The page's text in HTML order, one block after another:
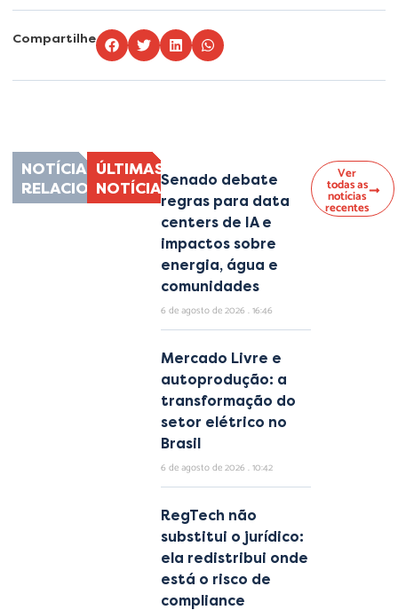
Compartilhe
NOTÍCIAS
RELACIONADAS
ÚLTIMAS
NOTÍCIASSenado debate
regras para data
centers de IA e
impactos sobre
energia, água e
comunidades
6 de agosto de 2026 16:46
Mercado Livre e
autoprodução: a
transformação do
setor elétrico no
Brasil
6 de agosto de 2026 10:42
RegTech não
substitui o jurídico:
ela redistribui onde
está o risco de
compliance
Ver
todas as
notícias
recentes